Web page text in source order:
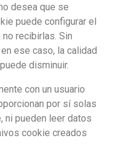
desea que se
puede configurar el
recibirlas. Sin
ese caso, la calidad
disminuir.
con un usuario
por sí solas
ni pueden leer datos
cookie creados